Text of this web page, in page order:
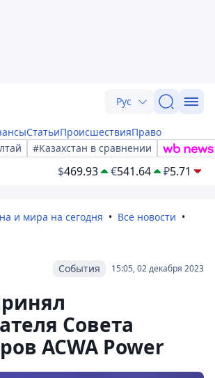
Рус
СтатьиПроисшествияПраво
#Казахстан в сравнении
$469.93 €541.64 ₽5.71
и мира на сегодня
Все новости
15:05, 02 декабря 2023
События
Совета
ACWA Power